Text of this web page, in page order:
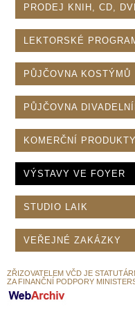
PRODEJ KNIH, CD,
LEKTORSKÉ
PŮJČOVNA KOSTÝMŮ
PŮJČOVNA
KOMERČNÍ
VÝSTAVY VE FOYER
STUDIO LAIK
VEŘEJNÉ ZAKÁZKY
ZŘIZOVATELEM VČD JE
ZA FINANČNÍ PODPORY